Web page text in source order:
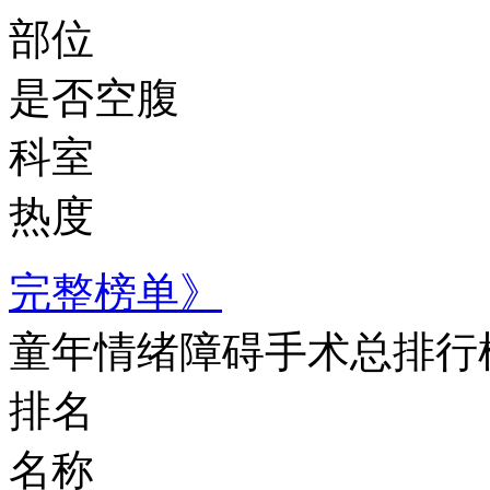
部位
是否空腹
科室
热度
完整榜单》
童年情绪障碍手术总排行
排名
名称